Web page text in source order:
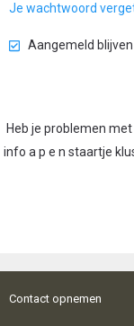
Je wachtwoord
Aangemeld blijven
Heb je problemen
info a p e n staartje
Contact opnemen